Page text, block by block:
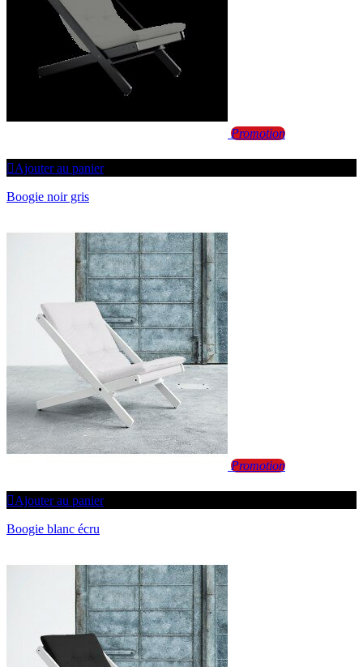
Promotion
Ajouter au panier
Boogie noir gris
Promotion
Ajouter au panier
Boogie blanc écru